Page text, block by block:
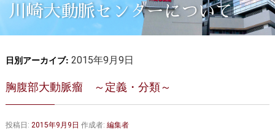
大動脈解離（解離性大動脈瘤）
胸部大動脈瘤の治療
腹部大動脈瘤の治療
大動脈弁・大動脈基部の治療 ステントグラフトによる治療
川崎大動脈センターについて
日別アーカイブ: 2015年9月9日
胸腹部大動脈瘤 ～定義・分類～
投稿日: 2015年9月9日 作成者: 編集者